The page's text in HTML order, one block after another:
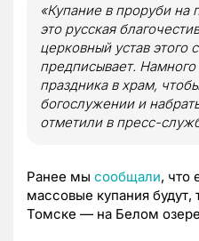
«Купание в проруби
это русская
церковный устав этого
предписывает.
праздника в храм,
богослужении и
отметили в пресс-
Ранее мы сообщали, что
массовые купания
Томске — на Белом